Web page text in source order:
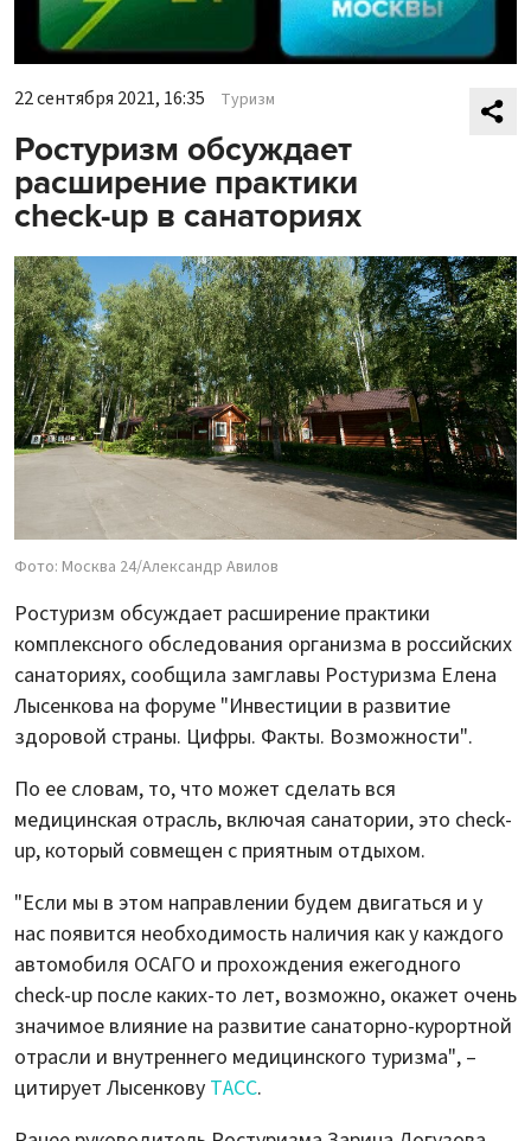
22 сентября 2021, 16:35 Туризм
Ростуризм обсуждает
расширение практики
check-up в санаториях
Фото: Москва 24/Александр Авилов
Ростуризм обсуждает расширение практики
комплексного обследования организма в российских
санаториях, сообщила замглавы Ростуризма Елена
Лысенкова на форуме "Инвестиции в развитие
здоровой страны. Цифры. Факты. Возможности".
По ее словам, то, что может сделать вся
медицинская отрасль, включая санатории, это check-
up, который совмещен с приятным отдыхом.
"Если мы в этом направлении будем двигаться и у
нас появится необходимость наличия как у каждого
автомобиля ОСАГО и прохождения ежегодного
check-up после каких-то лет, возможно, окажет очень
значимое влияние на развитие санаторно-курортной
отрасли и внутреннего медицинского туризма", –
цитирует Лысенкову ТАСС.